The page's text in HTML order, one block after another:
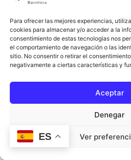
Para ofrecer las mejores experiencias,
cookies para almacenar y/o acceder a la
consentimiento de estas tecnologías nos
el comportamiento de navegación o las
sitio. No consentir o retirar el
negativamente a ciertas características y
Aceptar
Denegar
Ver
ES